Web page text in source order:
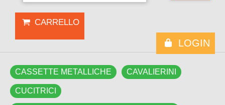
LOGIN
CARRELLO
CASSETTE METALLICHE CAVALIERINI
CUCITRICI